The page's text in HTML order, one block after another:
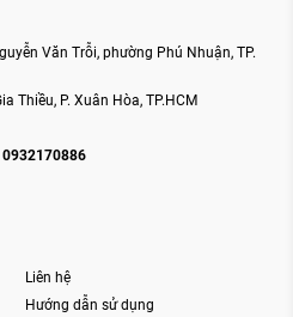
Văn Trỗi, phường Phú Nhuận, TP.
Thiều, P. Xuân Hòa, TP.HCM
Liên hệ
Hướng dẫn sử dụng